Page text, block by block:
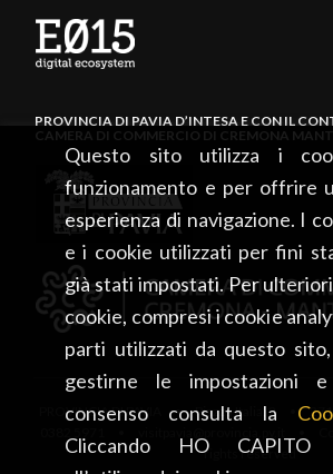
Questo sito utilizza i
funzionamento e per offrire
esperienza di navigazione. I
e i cookie utilizzati per fini
già stati impostati. Per
cookie, compresi i cookie
parti utilizzati da questo
gestirne le impostazioni
consenso consulta la
Cliccando HO CAPITO
PROVINCIA DI PAVIA D’INTESA E CON IL
CAMERA DI COMMERCIO DI CREMONA
PROVINCIA DI PAVIA • Piazza Italia, 2 •
rights reserved